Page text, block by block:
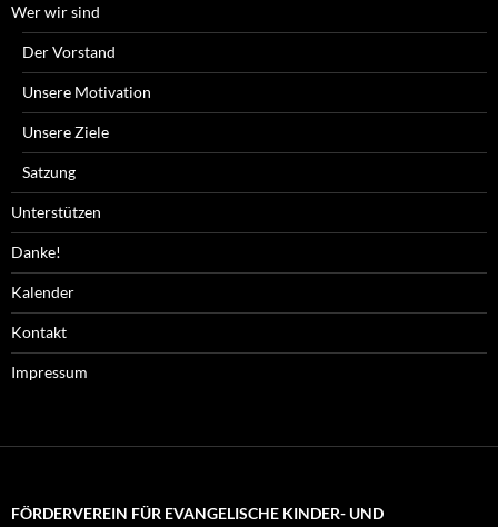
Wer wir sind
Der Vorstand
Unsere Motivation
Unsere Ziele
Satzung
Unterstützen
Danke!
Kalender
Kontakt
Impressum
FÖRDERVEREIN FÜR EVANGELISCHE KINDER- UND